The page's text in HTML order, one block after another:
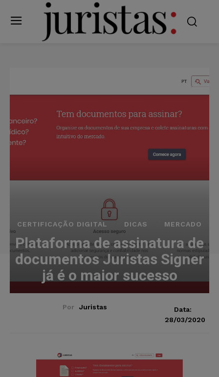
CERTIFICAÇÃO DIGITAL DICAS MERCADO
Plataforma de assinatura de
documentos Juristas Signer
já é o maior sucesso
Por Juristas
Data:
28/03/2020